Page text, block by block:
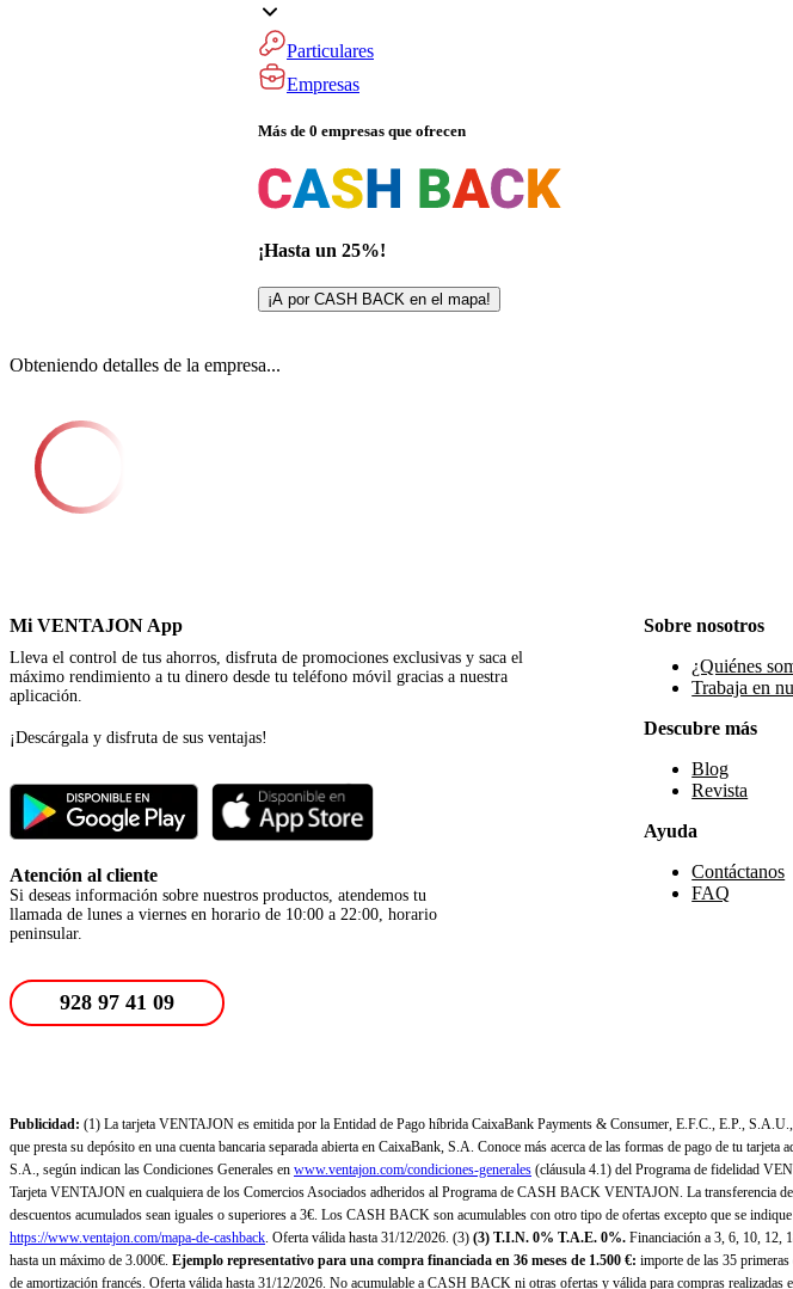
Particulares
Empresas
Más de 0 empresas que ofrecen
¡Hasta un 25%!
¡A por CASH BACK en el mapa!
Obteniendo detalles de la empresa...
Mi VENTAJON App
Lleva el control de tus ahorros, disfruta de promociones exclusivas y saca el
máximo rendimiento a tu dinero desde tu teléfono móvil gracias a nuestra
aplicación.
¡Descárgala y disfruta de sus ventajas!
Atención al cliente
Si deseas información sobre nuestros productos, atendemos tu
llamada de lunes a viernes en horario de 10:00 a 22:00, horario
peninsular.
Sobre nosotros
¿Quiénes
Trabaja en
Descubre más
Blog
Revista
Ayuda
Contáctanos
FAQ
928 97 41 09
Publicidad: (1) La tarjeta VENTAJON es emitida por la Entidad de Pago híbrida CaixaBank Payments & Consumer, E.F.C., E.P.,
que presta su depósito en una cuenta bancaria separada abierta en CaixaBank, S.A. Conoce más acerca de las formas de pago de tu tarjeta
S.A., según indican las Condiciones Generales en www.ventajon.com/condiciones-generales (cláusula 4.1) del Programa de fidelidad
Tarjeta VENTAJON en cualquiera de los Comercios Asociados adheridos al Programa de CASH BACK VENTAJON. La transferencia
descuentos acumulados sean iguales o superiores a 3€. Los CASH BACK son acumulables con otro tipo de ofertas excepto que se
https://www.ventajon.com/mapa-de-cashback. Oferta válida hasta 31/12/2026. (3) (3) T.I.N. 0% T.A.E. 0%. Financiación a 3, 6, 10, 12,
hasta un máximo de 3.000€. Ejemplo representativo para una compra financiada en 36 meses de 1.500 €: importe de las 35
de amortización francés. Oferta válida hasta 31/12/2026. No acumulable a CASH BACK ni otras ofertas y válida para compras